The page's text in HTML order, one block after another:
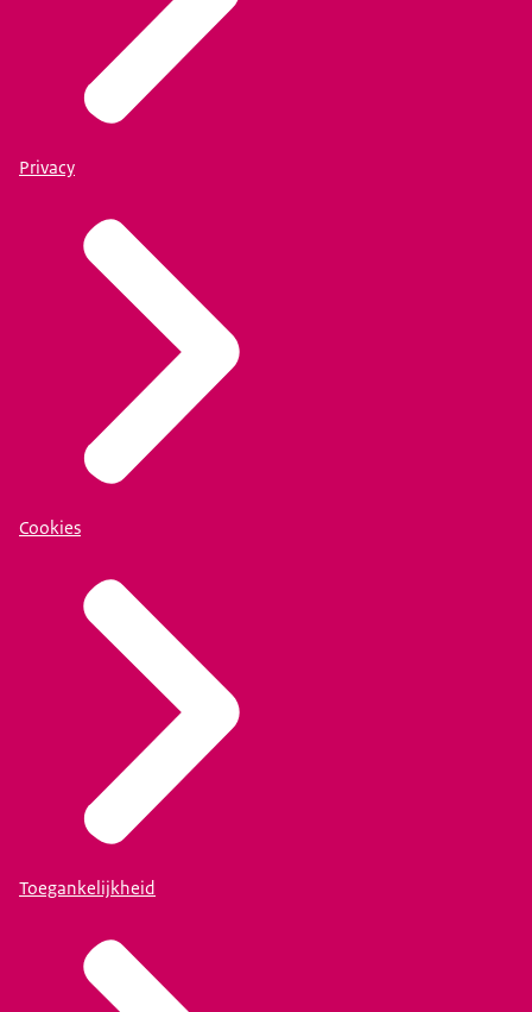
Privacy
Cookies
Toegankelijkheid